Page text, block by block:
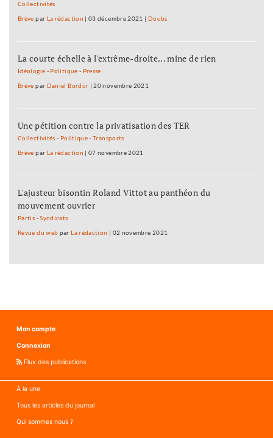
Collectivités
Brève par La rédaction |03 décembre 2021 Doubs
La courte échelle à l'extrême-droite... mine de rien
Idéologie - Politique - Presse
Brève par Daniel Bordür |20 novembre 2021
Une pétition contre la privatisation des TER
Collectivités - Politique-Transports
Brève par La rédaction |07 novembre 2021
L'ajusteur bisontin Roland Vittot au panthéon du
mouvement ouvrier
Partis -Syndicats
Revue du web par La rédaction 02 novembre 2021
Mon compte
Connexion
Flux des publications
À la une
Tous les articles du journal
Qui sommes nous ?